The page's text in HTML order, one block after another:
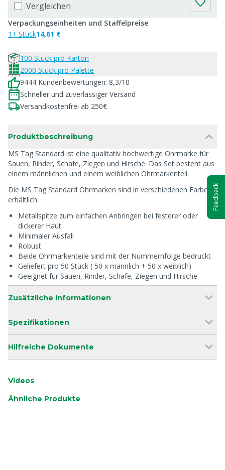
Vergleichen
Verpackungseinheiten und Staffelpreise
1+ Stück14,61 €
100 Stück pro Karton
2000 Stück pro Palette
9444 Kundenbewertungen: 8,3/10
Schneller und zuverlässiger Versand
Versandkostenfrei ab 250€
Produktbeschreibung
MS Tag Standard ist eine qualitativ hochwertige Ohrmarke für
Sauen, Rinder, Schafe, Ziegen und Hirsche. Das Set besteht aus
einem männlichen und einem weiblichen Ohrmarkenteil.
Die MS Tag Standard Ohrmarken sind in verschiedenen Farben
erhältlich.
Metallspitze zum einfachen Anbringen bei festerer oder
dickerer Haut
Minimaler Ausfall
Robust
Beide Ohrmarkenteile sind mit der Nummernfolge bedruckt
Geliefert pro 50 Stück ( 50 x männlich + 50 x weiblich)
Geeignet für Sauen, Rinder, Schafe, Ziegen und Hirsche
Zusätzliche Informationen
Spezifikationen
Hilfreiche Dokumente
Videos
Ähnliche Produkte
Feedback